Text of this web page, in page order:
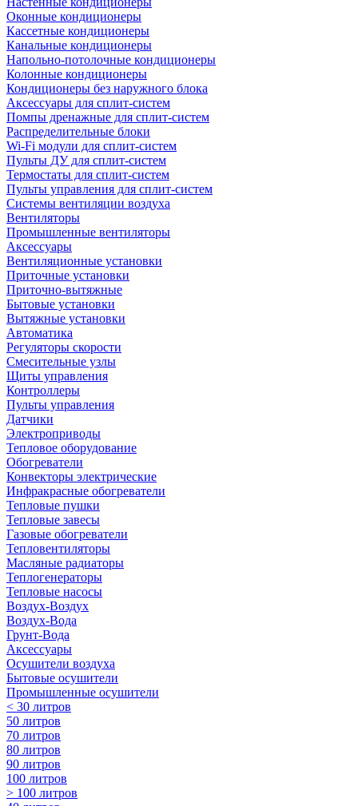
Оконные кондиционеры
Кассетные кондиционеры
Канальные кондиционеры
Напольно-потолочные кондиционеры
Колонные кондиционеры
Кондиционеры без наружного блока
Аксессуары для сплит-систем
Помпы дренажные для сплит-систем
Распределительные блоки
Wi-Fi модули для сплит-систем
Пульты ДУ для сплит-систем
Термостаты для сплит-систем
Пульты управления для сплит-систем
Системы вентиляции воздуха
Вентиляторы
Промышленные вентиляторы
Аксессуары
Вентиляционные установки
Приточные установки
Приточно-вытяжные
Бытовые установки
Вытяжные установки
Автоматика
Регуляторы скорости
Смесительные узлы
Щиты управления
Контроллеры
Пульты управления
Датчики
Электроприводы
Тепловое оборудование
Обогреватели
Конвекторы электрические
Инфракрасные обогреватели
Тепловые пушки
Тепловые завесы
Газовые обогреватели
Тепловентиляторы
Масляные радиаторы
Теплогенераторы
Тепловые насосы
Воздух-Воздух
Воздух-Вода
Грунт-Вода
Аксессуары
Осушители воздуха
Бытовые осушители
Промышленные осушители
< 30 литров
50 литров
70 литров
80 литров
90 литров
100 литров
> 100 литров